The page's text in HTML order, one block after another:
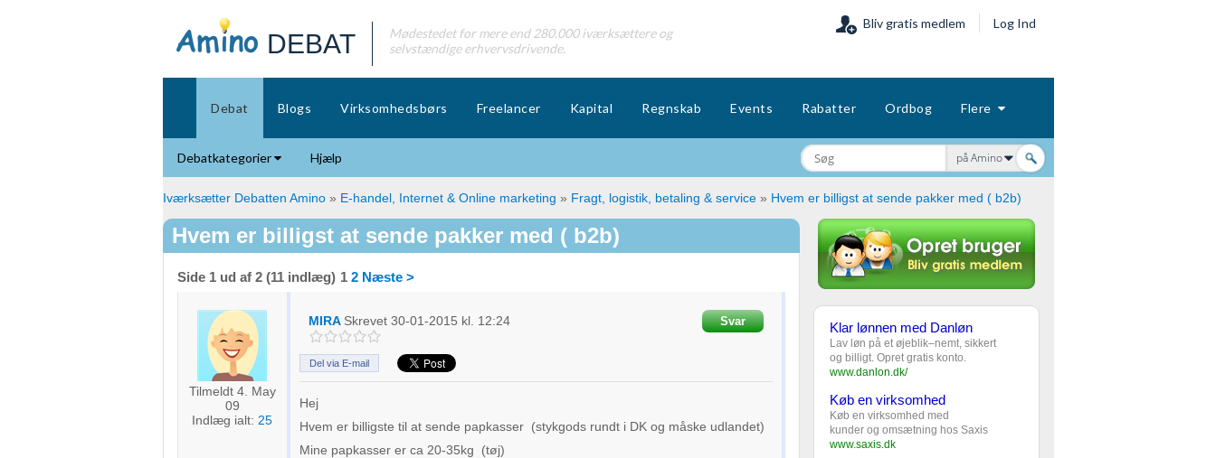
DEBAT
Mødestedet for mere end 280.000 iværksættere og
selvstændige erhvervsdrivende.
Bliv gratis medlem Log Ind
Debat Blogs Virksomhedsbørs Freelancer Kapital Regnskab Events Rabatter Ordbog Flere
Debatkategorier Hjælp på Amino
Iværksætter Debatten Amino » E-handel, Internet & Online marketing » Fragt, logistik, betaling & service » Hvem er billigst at sende pakker med ( b2b)
Hvem er billigst at sende pakker med ( b2b)
Side 1 ud af 2 (11 indlæg) 1 2 Næste >
Tilmeldt 4. May
09
Indlæg ialt: 25
MIRA Skrevet 30-01-2015 kl. 12:24 Svar
Del via E-mail
Hej
Hvem er billigste til at sende papkasser (stykgods rundt i DK og måske udlandet)
Mine papkasser er ca 20-35kg (tøj)
Klar lønnen med Danløn
Lav løn på et øjeblik–nemt, sikkert
og billigt. Opret gratis konto.
www.danlon.dk/
Køb en virksomhed
Køb en virksomhed med
kunder og omsætning hos Saxis
www.saxis.dk